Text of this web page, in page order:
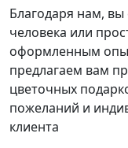
Благодаря нам,
человека или
оформленным
предлагаем вам
цветочных
пожеланий и
клиента